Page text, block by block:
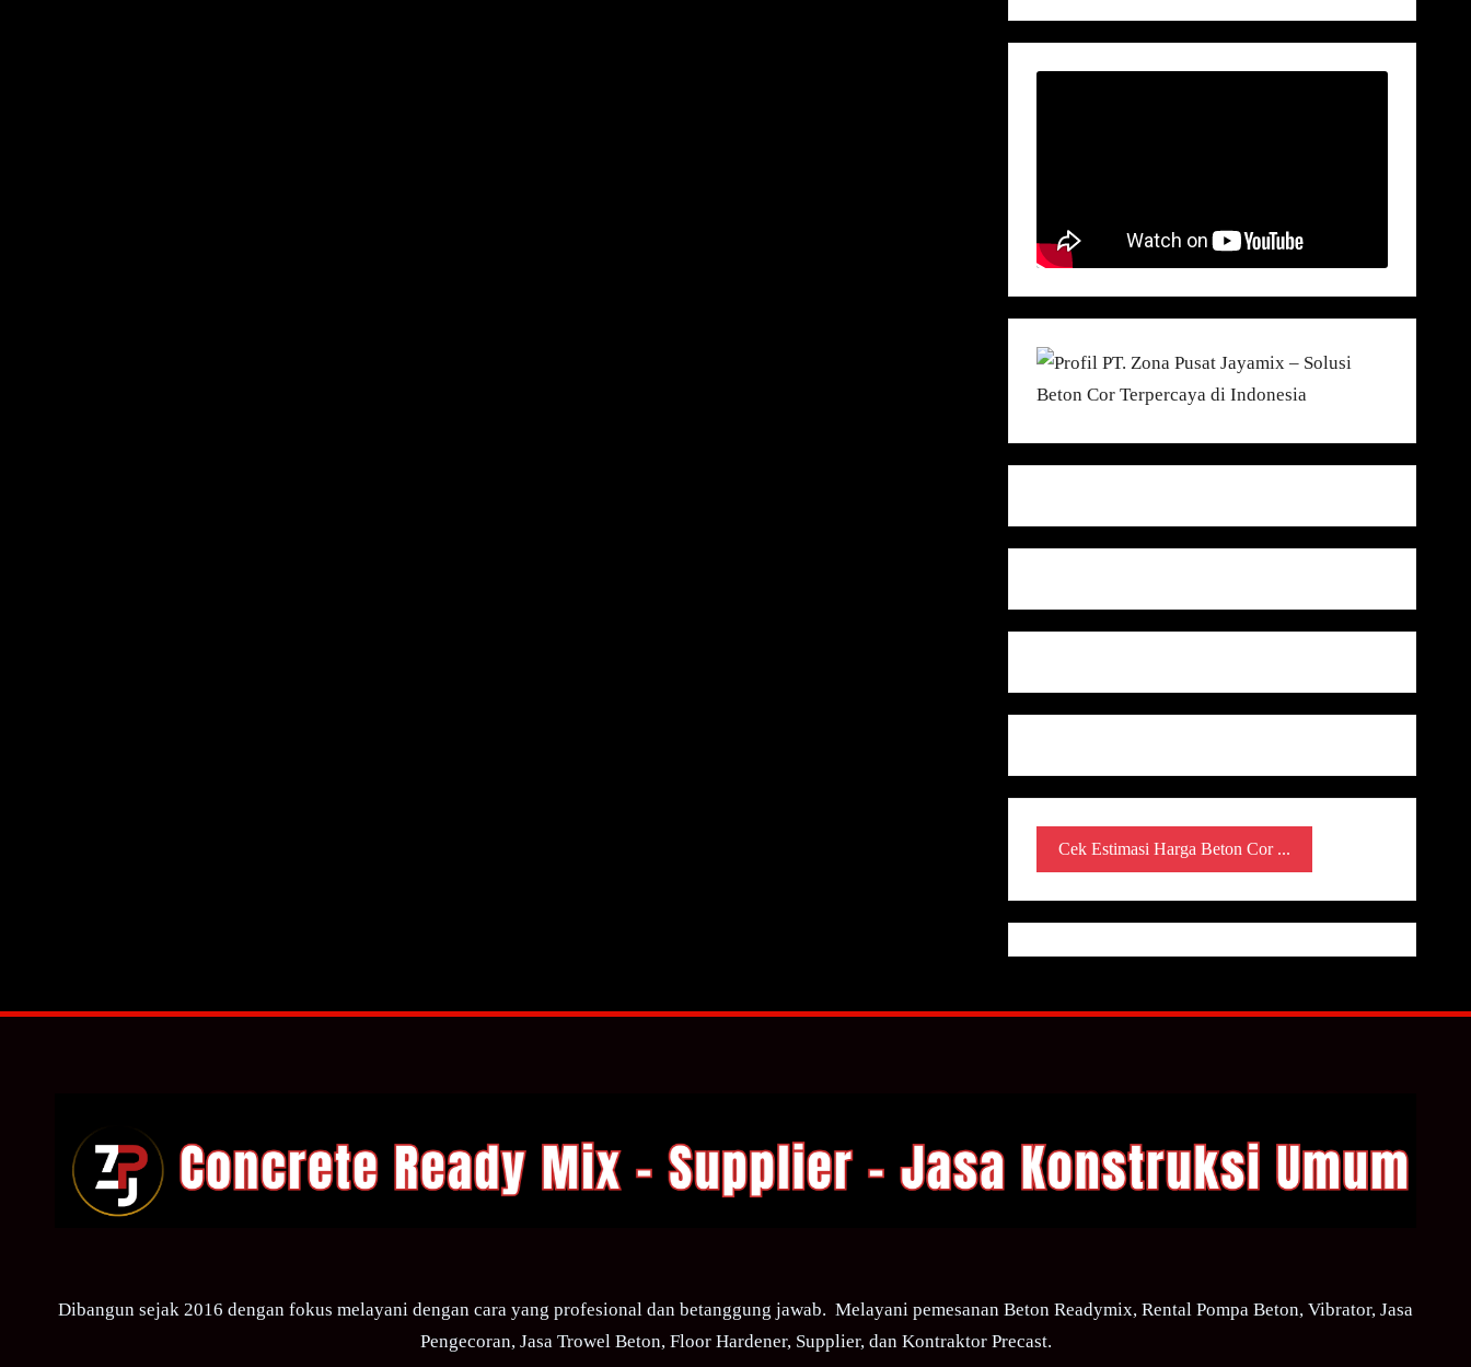
Cek Estimasi Harga Beton Cor ...
Dibangun sejak 2016 dengan fokus melayani dengan cara yang profesional dan betanggung jawab. Melayani pemesanan Beton Readymix, Rental Pompa Beton, Vibrator, Jasa
Pengecoran, Jasa Trowel Beton, Floor Hardener, Supplier, dan Kontraktor Precast.